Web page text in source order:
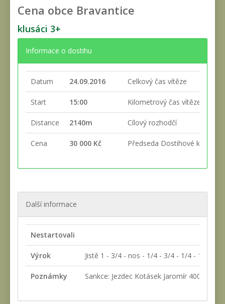
Cena obce Bravantice
klusáci 3+
Informace o dostihu
Datum 24.09.2016 Celkový čas vítěze
Start 15:00 Kilometrový čas vítěze
Distance 2140m Cílový rozhodčí
Cena 30 000 Kč Předseda Dostihové komise
Další informace
Nestartovali
Výrok Jistě 1 - 3/4 - nos - 1/4 - 3/4 - 1/4 - 1
Poznámky Sankce: Jezdec Kotásek Jaromír 400 Kč